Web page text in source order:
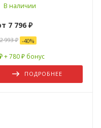
В наличии
7 796 ₽
993 ₽ -40%
+ 780 ₽ бонус
ПОДРОБНЕЕ